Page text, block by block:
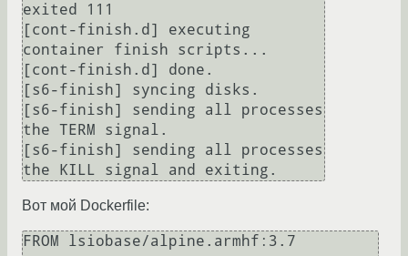
exited 111
[cont-finish.d] executing
container finish scripts...
[cont-finish.d] done.
[s6-finish] syncing disks.
[s6-finish] sending all processes
the TERM signal.
[s6-finish] sending all processes
the KILL signal and exiting.
Вот мой Dockerfile:
FROM lsiobase/alpine.armhf:3.7